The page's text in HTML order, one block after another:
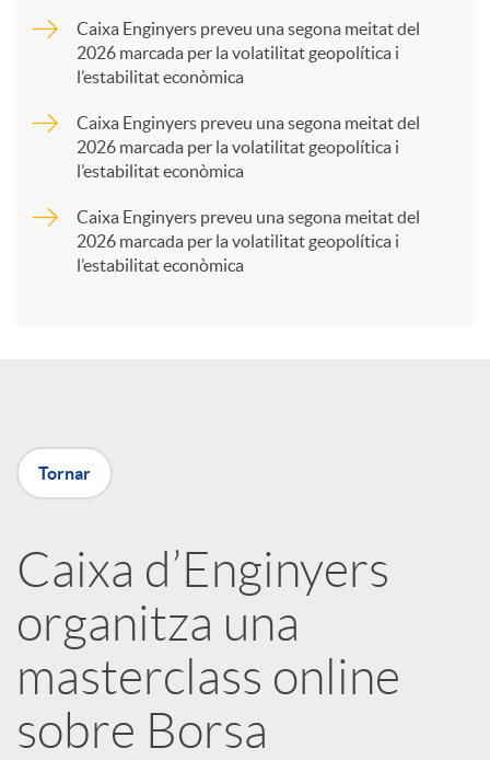
a
X
r
x
e
Caixa Enginyers preveu una segona meitat del
2026 marcada per la volatilitat geopolítica i
l’estabilitat econòmica
Caixa Enginyers preveu una segona meitat del
2026 marcada per la volatilitat geopolítica i
l’estabilitat econòmica
Caixa Enginyers preveu una segona meitat del
2026 marcada per la volatilitat geopolítica i
l’estabilitat econòmica
Tornar
Caixa d’Enginyers
organitza una
masterclass online
sobre Borsa